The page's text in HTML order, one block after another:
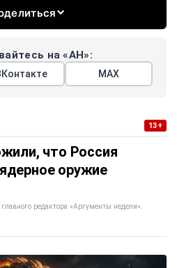
на «АН»:
МАХ
13+
что Россия
оружие
редактора «Аргументы недели».